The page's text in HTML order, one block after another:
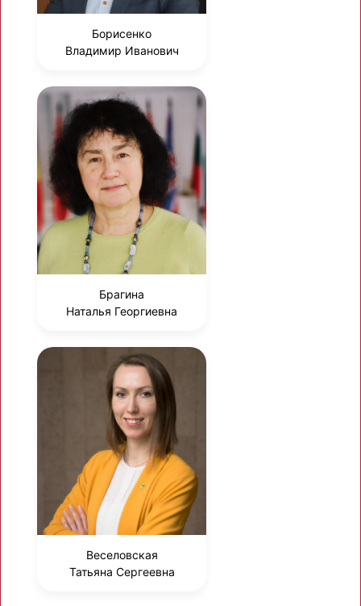
Борисенко
Владимир Иванович
Брагина
Наталья Георгиевна
Веселовская
Татьяна Сергеевна